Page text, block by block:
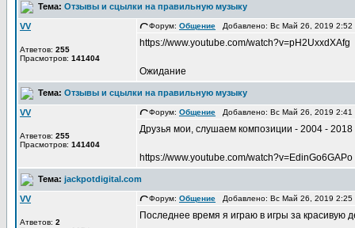
Тема: Отзывы и сцылки на правильную музыку
VV
Атветов: 255
Прасмотров: 141404
Форум: Общение Добавлено: Вс Май 26, 2019
https://www.youtube.com/watch?v=pH2UxxdXAfg
Ожидание
Тема: Отзывы и сцылки на правильную музыку
VV
Атветов: 255
Прасмотров: 141404
Форум: Общение Добавлено: Вс Май 26, 2019
Друзья мои, слушаем композиции - 2004 -
https://www.youtube.com/watch?v=EdinGo6GAPo
Тема: jackpotdigital.com
VV
Атветов: 2
Форум: Общение Добавлено: Вс Май 26, 2019
Последнее время я играю в игры за